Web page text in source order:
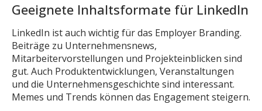
Geeignete Inhaltsformate für LinkedIn
LinkedIn ist auch wichtig für das Employer Branding.
Beiträge zu Unternehmensnews,
Mitarbeitervorstellungen und Projekteinblicken sind
gut. Auch Produktentwicklungen, Veranstaltungen
und die Unternehmensgeschichte sind interessant.
Memes und Trends können das Engagement steigern.